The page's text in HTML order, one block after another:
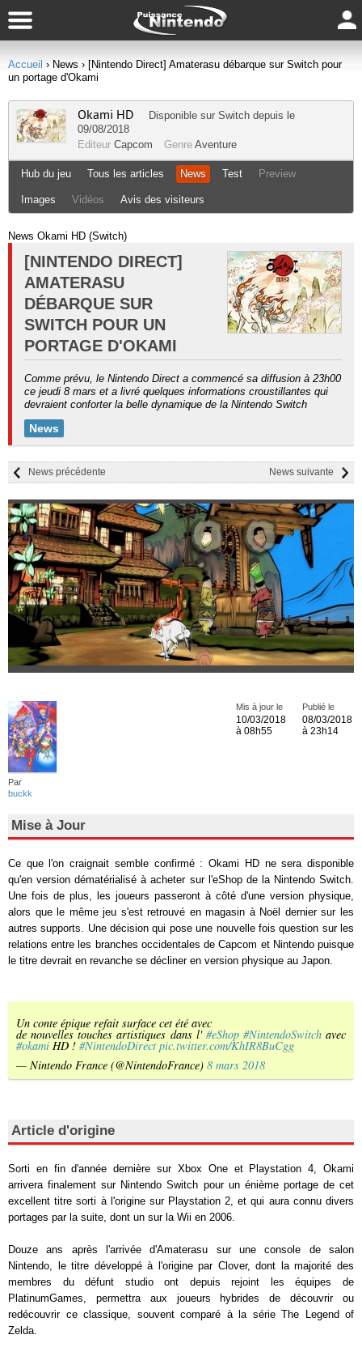
Accueil › News › [Nintendo Direct] Amaterasu débarque sur Switch pour
un portage d'Okami
Okami HD Disponible sur Switch depuis le
09/08/2018
Editeur Capcom Genre Aventure
Hub du jeu Tous les articles News Test Preview
Images Vidéos Avis des visiteurs
News Okami HD (Switch)
[NINTENDO DIRECT]
AMATERASU
DÉBARQUE SUR
SWITCH POUR UN
PORTAGE D'OKAMI
Comme prévu, le Nintendo Direct a commencé sa diffusion à 23h00
ce jeudi 8 mars et a livré quelques informations croustillantes qui
devraient conforter la belle dynamique de la Nintendo Switch
News
News suivante
News précédente
Par
buckk
Publié le
08/03/2018
à 23h14
Mis à jour le
10/03/2018
à 08h55
Mise à Jour
Ce que l'on craignait semble confirmé : Okami HD ne sera disponible
qu'en version dématérialisé à acheter sur l'eShop de la Nintendo Switch.
Une fois de plus, les joueurs passeront à côté d'une version physique,
alors que le même jeu s'est retrouvé en magasin à Noël dernier sur les
autres supports. Une décision qui pose une nouvelle fois question sur les
relations entre les branches occidentales de Capcom et Nintendo puisque
le titre devrait en revanche se décliner en version physique au Japon.
Un conte épique refait surface cet été avec
de nouvelles touches artistiques dans l' #eShop #NintendoSwitchavec
#okami HD ! #NintendoDirect pic.twitter.com/KhIR8BuCgg
— Nintendo France (@NintendoFrance) 8 mars 2018
Article d'origine
Sorti en fin d'année dernière sur Xbox One et Playstation 4, Okami
arrivera finalement sur Nintendo Switch pour un énième portage de cet
excellent titre sorti à l'origine sur Playstation 2, et qui aura connu divers
portages par la suite, dont un sur la Wii en 2006.
Douze ans après l'arrivée d'Amaterasu sur une console de salon
Nintendo, le titre développé à l'origine par Clover, dont la majorité des
membres du défunt studio ont depuis rejoint les équipes de
PlatinumGames, permettra aux joueurs hybrides de découvrir ou
redécouvrir ce classique, souvent comparé à la série The Legend of
Zelda.